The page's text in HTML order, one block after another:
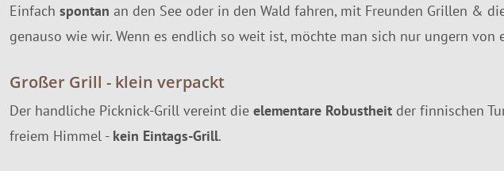
Einfach spontan an den See oder in den Wald fahren, mit Freunden Grillen &
genauso wie wir. Wenn es endlich so weit ist, möchte man sich nur ungern
Großer Grill - klein verpackt
Der handliche Picknick-Grill vereint die elementare Robustheit der finnischen
freiem Himmel - kein Eintags-Grill.